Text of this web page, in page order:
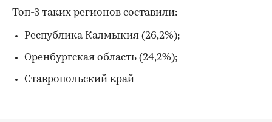
Топ-3 таких регионов составили:
Республика Калмыкия (26,2%);
Оренбургская область (24,2%);
Ставропольский край